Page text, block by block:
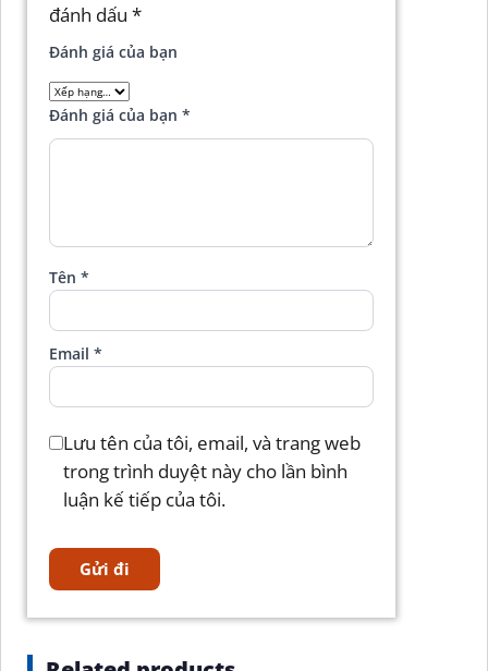
đánh dấu *
Đánh giá của bạn
Đánh giá của bạn *
Tên *
Email *
Lưu tên của tôi, email, và trang web
trong trình duyệt này cho lần bình
luận kế tiếp của tôi.